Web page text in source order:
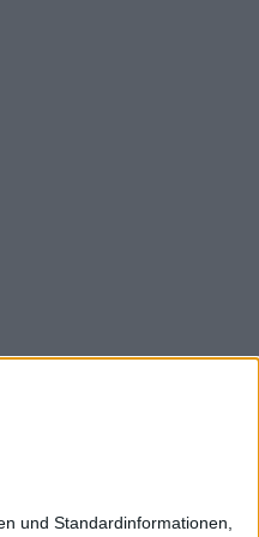
und Standardinformationen,